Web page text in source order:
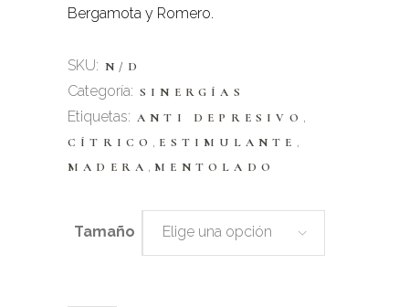
Bergamota y Romero.
SKU: N/D
Categoría: SINERGÍAS
Etiquetas: ANTI DEPRESIVO ,
CÍTRICO , ESTIMULANTE ,
MADERA , MENTOLADO
Tamaño Elige una opción